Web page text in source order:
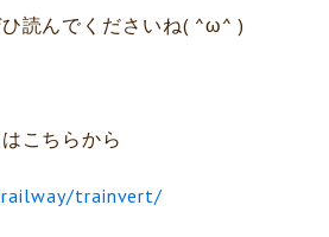
読んでくださいね( ^ω^ )
こちらから
trainvert/